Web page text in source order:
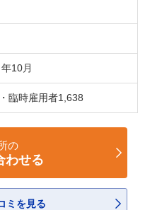
10月
臨時雇用者1,638
の
わせる
ミを見る